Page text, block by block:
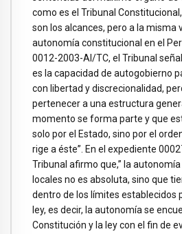
como es el Tribunal
son los alcances, pero a la misma
autonomía constitucional en el
0012-2003-AI/TC, el Tribunal
es la capacidad de autogobierno
con libertad y discrecionalidad,
pertenecer a una estructura
momento se forma parte y que
solo por el Estado, sino por el
rige a éste”. En el expediente
Tribunal afirmo que,” la
locales no es absoluta, sino que
dentro de los límites establecidos
ley, es decir, la autonomía se
Constitución y la ley con el fin de